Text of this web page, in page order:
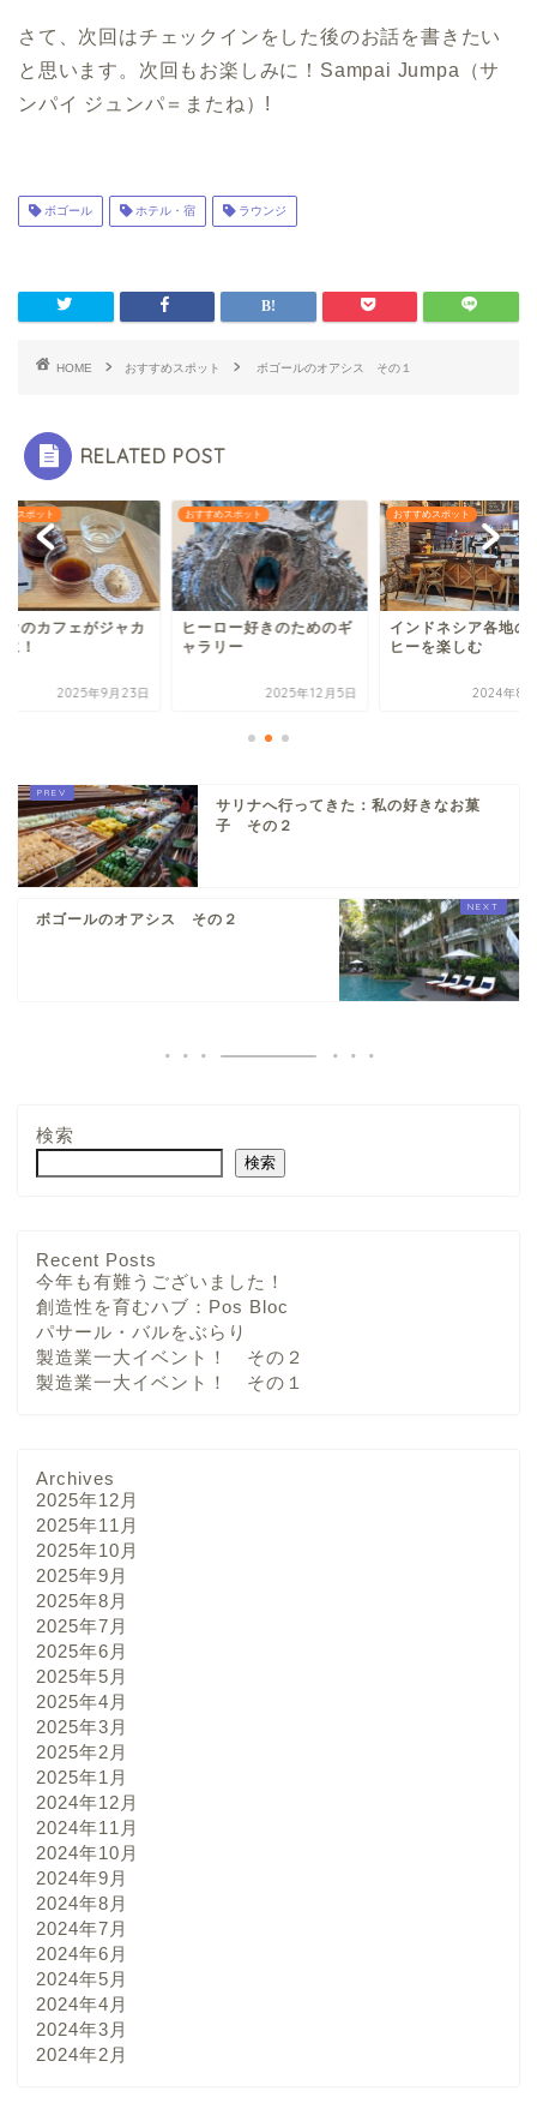
さて、次回はチェックインをした後のお話を書きたい
と思います。次回もお楽しみに！Sampai Jumpa（サ
ンパイ ジュンパ＝またね）!
ボゴール ホテル・宿 ラウンジ
HOME おすすめスポット ボゴールのオアシス その１
RELATED POST
めスポット
オのカフェがジャカ
！
2025年9月23日
おすすめスポット
ヒーロー好きのためのギ
ャラリー
2025年12月5日
おすすめスポット
インドネシア各地の
ヒーを楽しむ
2024年8
サリナへ行ってきた：私の好きなお菓
子 その２
ボゴールのオアシス その２
検索
検索
Recent Posts
今年も有難うございました！
創造性を育むハブ：Pos Bloc
パサール・バルをぶらり
製造業一大イベント！ その２
製造業一大イベント！ その１
Archives
2025年12月
2025年11月
2025年10月
2025年9月
2025年8月
2025年7月
2025年6月
2025年5月
2025年4月
2025年3月
2025年2月
2025年1月
2024年12月
2024年11月
2024年10月
2024年9月
2024年8月
2024年7月
2024年6月
2024年5月
2024年4月
2024年3月
2024年2月